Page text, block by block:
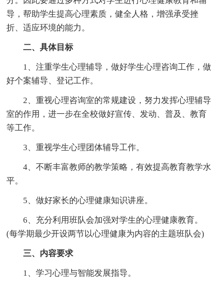
导，帮助学生提高心理素质，健全人格，增强承受挫
折、适应环境的能力。
二、具体目标
1、注重学生心理辅导，做好学生心理咨询工作，做
好个案辅导、登记工作。
2、重视心理咨询室的常规建设，努力发挥心理辅导
室的作用，进一步在全校做好宣传、发动、普及、教育
等工作。
3、重视学生心理团体辅导工作。
4、不断丰富教师的教学策略，有效提高教育教学水
平。
5、做好家长的心理健康知识讲座。
6、充分利用班队会加强对学生的心理健康教育。
(每学期最少开设两节以心理健康为内容的主题班队会)
三、内容要求
1、学习心理与智能发展指导。